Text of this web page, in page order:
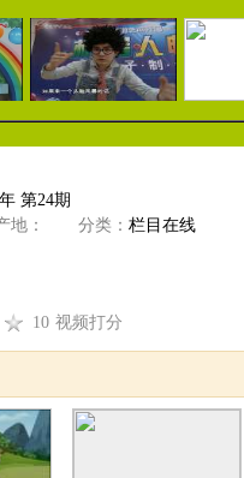
第24期
： 分类： 栏目在线
10 视频打分